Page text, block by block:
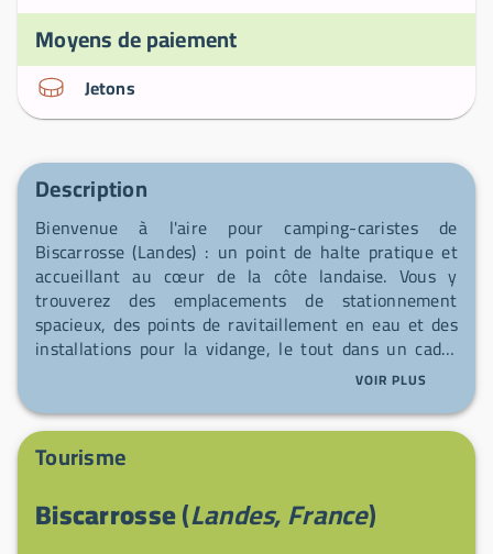
Moyens de paiement
Jetons
Description
Bienvenue à l'aire pour camping-caristes de
Biscarrosse (Landes) : un point de halte pratique et
accueillant au cœur de la côte landaise. Vous y
trouverez des emplacements de stationnement
spacieux, des points de ravitaillement en eau et des
installations pour la vidange, le tout dans un cadre
tranquille proche des plages et des commodités. Que
et profitez du charme local — nous vous attendons
avec plaisir.
VOIR PLUS
Tourisme
Biscarrosse(Landes, France)